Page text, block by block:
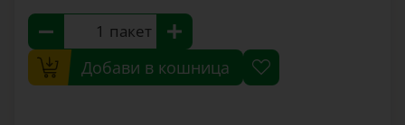
пакет
Добави в кошница